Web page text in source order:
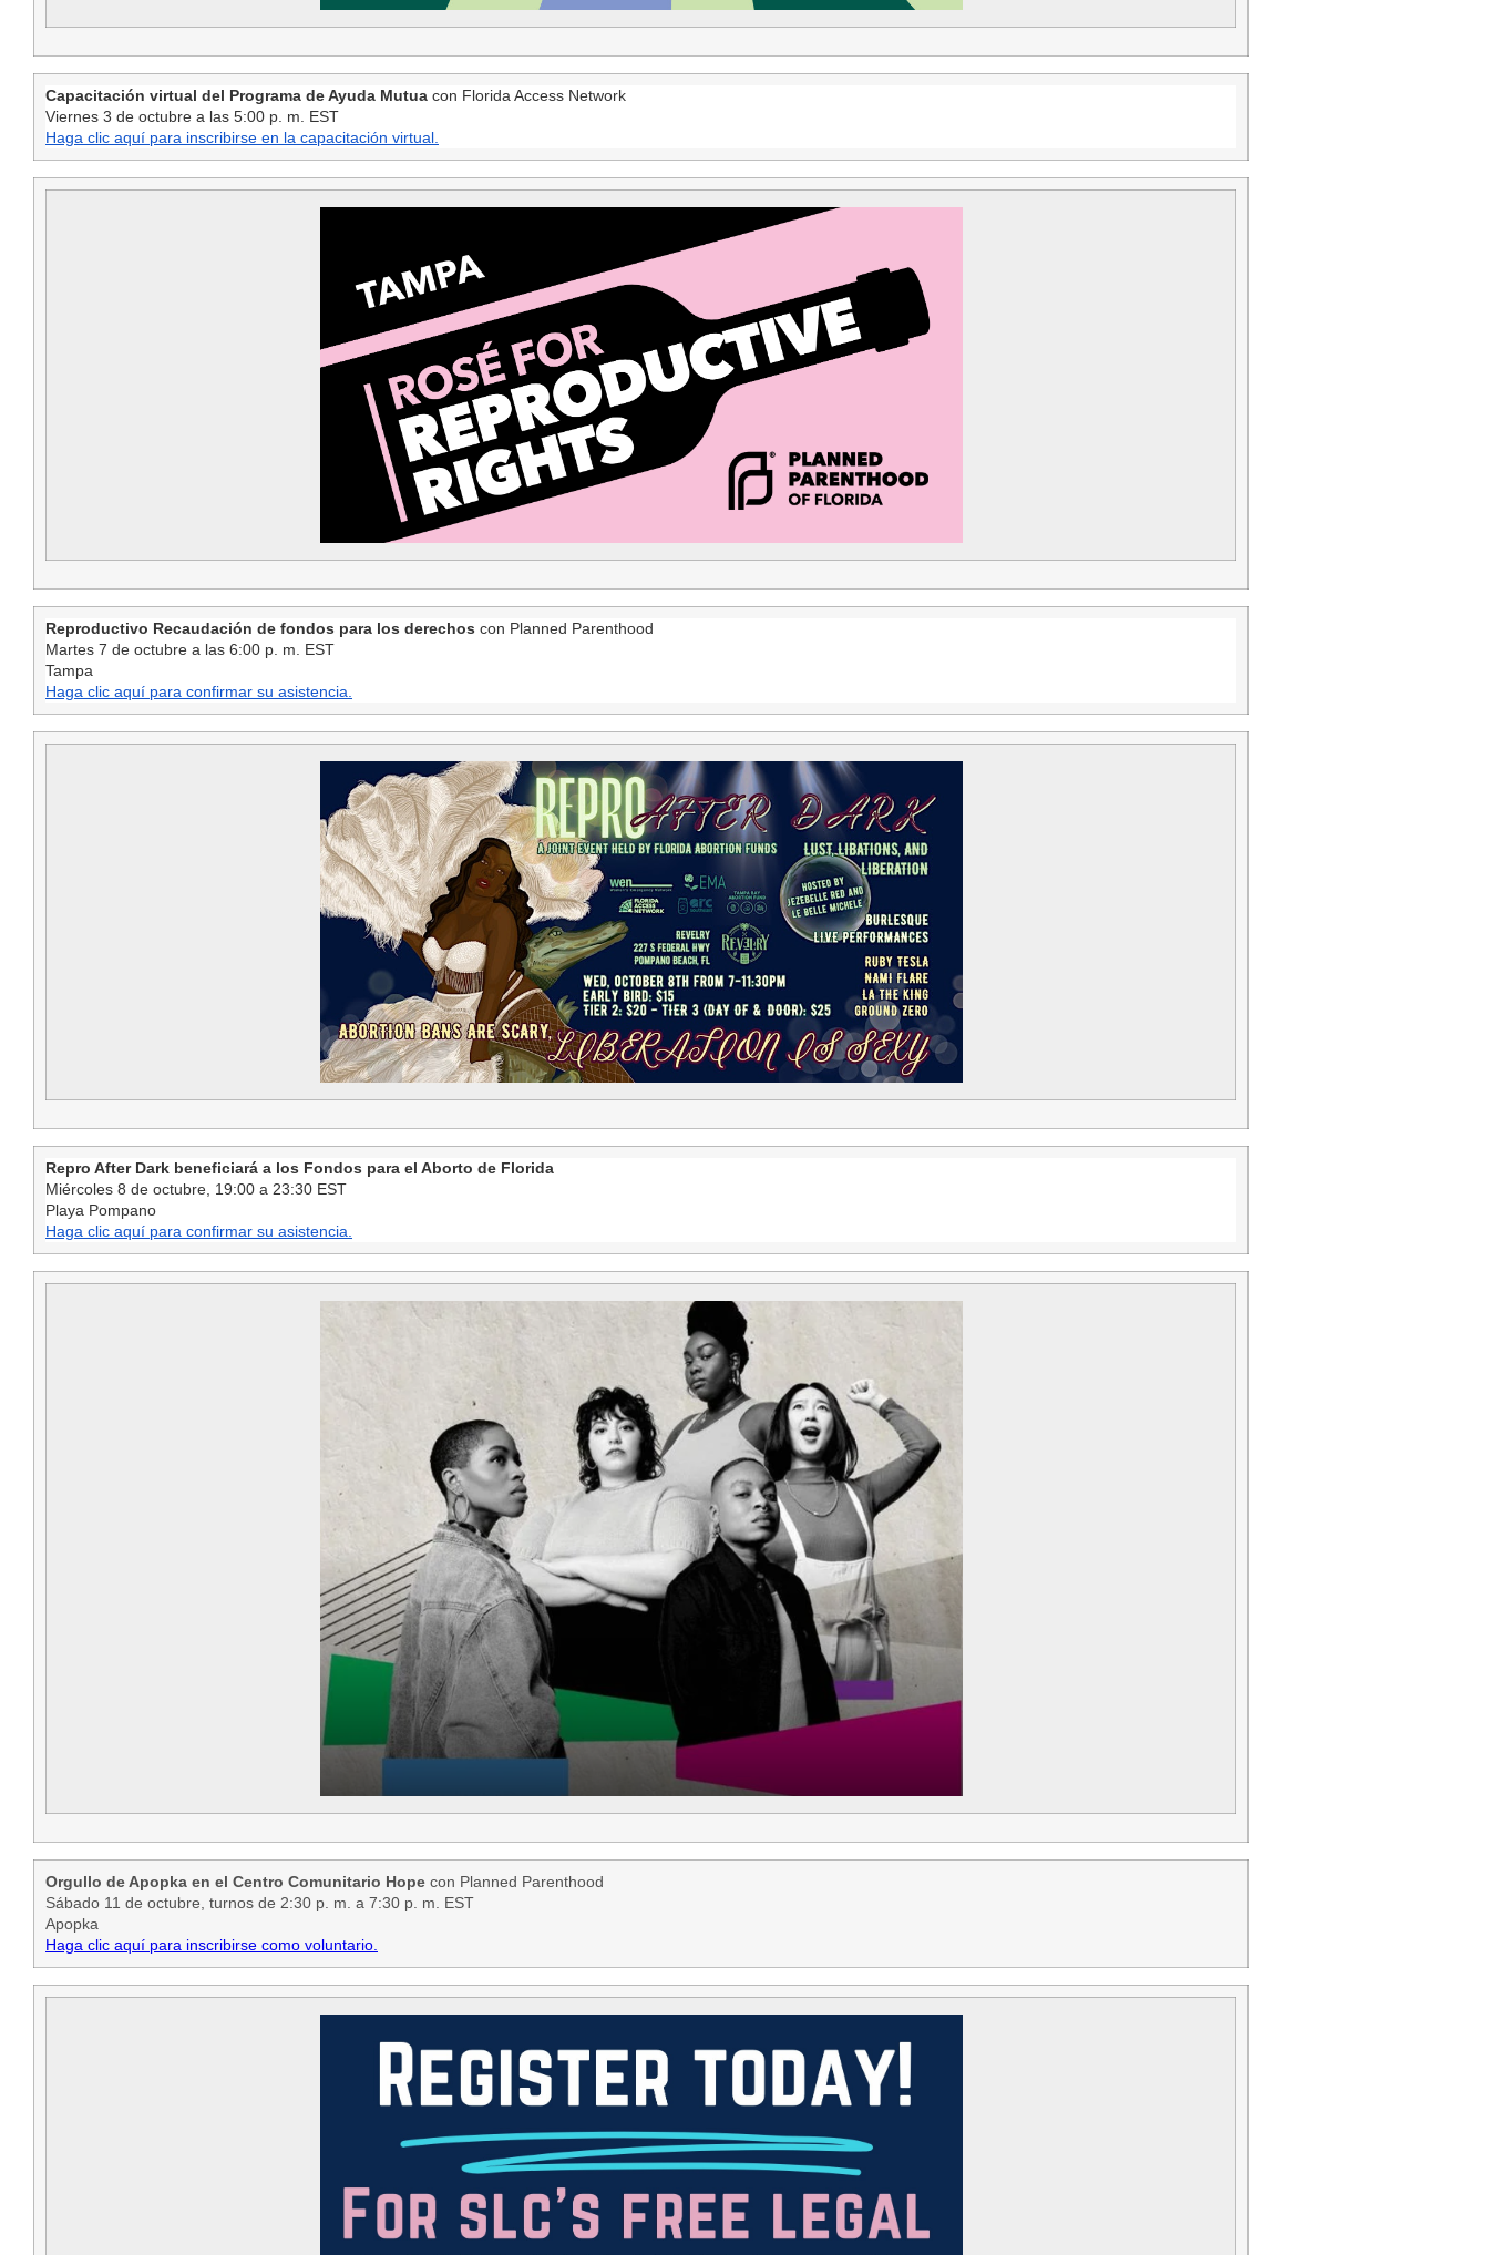
Capacitación virtual del Programa de Ayuda Mutua con Florida Access Network
Viernes 3 de octubre a las 5:00 p. m. EST
Haga clic aquí para inscribirse en la capacitación virtual.
Reproductivo Recaudación de fondos para los derechos con Planned Parenthood
Martes 7 de octubre a las 6:00 p. m. EST
Tampa
Haga clic aquí para confirmar su asistencia.
Repro After Dark beneficiará a los Fondos para el Aborto de Florida
Miércoles 8 de octubre, 19:00 a 23:30 EST
Playa Pompano
Haga clic aquí para confirmar su asistencia.
Orgullo de Apopka en el Centro Comunitario Hope con Planned Parenthood
Sábado 11 de octubre, turnos de 2:30 p. m. a 7:30 p. m. EST
Apopka
Haga clic aquí para inscribirse como voluntario.